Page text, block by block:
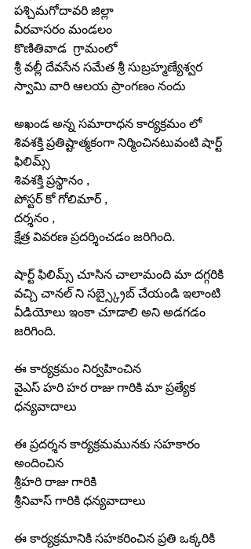
పశ్చిమగోదావరి జిల్లా
వీరవాసరం మండలం
కొణితివాడ  గ్రామంలో
శ్రీ వల్లీ దేవసేన సమేత శ్రీ సుబ్రహ్మణ్యేశ్వర
స్వామి వారి ఆలయ ప్రాంగణం నందు
అఖండ అన్న సమారాధన కార్యక్రమం లో
శివశక్తి ప్రతిష్టాత్మకంగా నిర్మించినటువంటి షార్ట్
ఫిలిమ్స్
శివశక్తి ప్రస్థానం ,
పోస్టర్ కో గోలిమార్ ,
దర్శనం ,
క్షేత్ర వివరణ ప్రదర్శించడం జరిగింది.
షార్ట్ ఫిలిమ్స్ చూసిన చాలామంది మా దగ్గరికి
వచ్చి చానల్ ని సబ్స్క్రైబ్ చేయండి ఇలాంటి
వీడియోలు ఇంకా చూడాలి అని అడగడం
జరిగింది.
ఈ కార్యక్రమం నిర్వహించిన
వైఎస్ హరి హర రాజు గారికి మా ప్రత్యేక
ధన్యవాదాలు
ఈ ప్రదర్శన కార్యక్రమమునకు సహకారం
అందించిన
శ్రీహరి రాజు గారికి
శ్రీనివాస్ గారికి ధన్యవాదాలు
ఈ కార్యక్రమానికి సహకరించిన ప్రతి ఒక్కరికి